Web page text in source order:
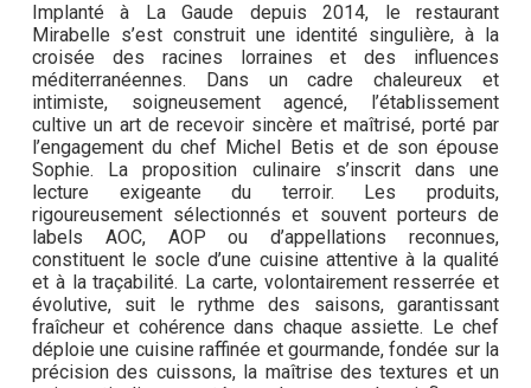
Implanté à La Gaude depuis 2014, le restaurant
Mirabelle s’est construit une identité singulière, à la
croisée des racines lorraines et des influences
méditerranéennes. Dans un cadre chaleureux et
intimiste, soigneusement agencé, l’établissement
cultive un art de recevoir sincère et maîtrisé, porté par
l’engagement du chef Michel Betis et de son épouse
Sophie. La proposition culinaire s’inscrit dans une
lecture exigeante du terroir. Les produits,
rigoureusement sélectionnés et souvent porteurs de
labels AOC, AOP ou d’appellations reconnues,
constituent le socle d’une cuisine attentive à la qualité
et à la traçabilité. La carte, volontairement resserrée et
évolutive, suit le rythme des saisons, garantissant
fraîcheur et cohérence dans chaque assiette. Le chef
déploie une cuisine raffinée et gourmande, fondée sur la
précision des cuissons, la maîtrise des textures et un